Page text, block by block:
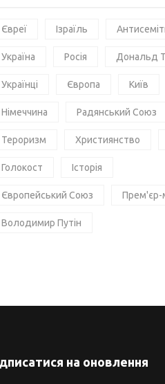
Євреї Ізраїль
Україна Росія Дональд
Українці Європа Київ
Німеччина Радянський Союз
Тероризм Християнство
Голокост Історія
Європейський Союз Прем'єр-
Володимир Путін
на оновлення